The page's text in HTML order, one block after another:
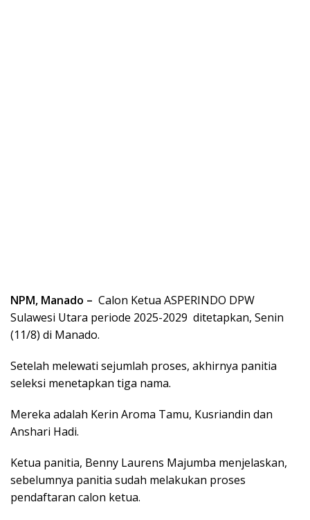
NPM, Manado – Calon Ketua ASPERINDO DPW
Sulawesi Utara periode 2025-2029 ditetapkan, Senin
(11/8) di Manado.
Setelah melewati sejumlah proses, akhirnya panitia
seleksi menetapkan tiga nama.
Mereka adalah Kerin Aroma Tamu, Kusriandin dan
Anshari Hadi.
Ketua panitia, Benny Laurens Majumba menjelaskan,
sebelumnya panitia sudah melakukan proses
pendaftaran calon ketua.